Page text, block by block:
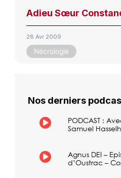
Adieu Sœur
28 Avr 2009
Nécrologie
Nos derniers
PODCAST :
Samuel
Agnus DEI –
d’Oustrac –